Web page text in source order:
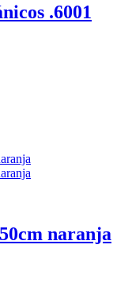
.6001
naranja